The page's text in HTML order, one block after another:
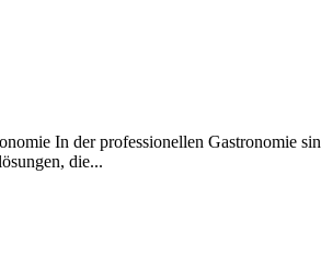
In der professionellen Gastronomie
die...